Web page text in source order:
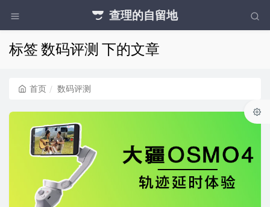
查理的自留地
标签 数码评测 下的文章
首页 数码评测